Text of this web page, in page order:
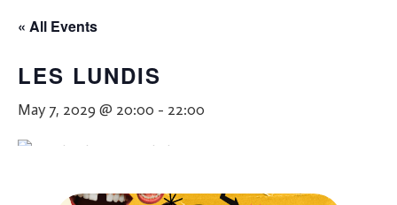
« All Events
LES LUNDIS
May 7, 2029 @ 20:00 - 22:00